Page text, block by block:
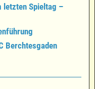
letzten Spieltag –
Berchtesgaden